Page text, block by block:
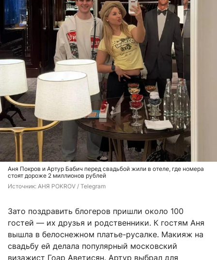
Аня Покров и Артур Бабич перед свадьбой жили в отеле, где номера
стоят дороже 2 миллионов рублей
Источник: АНЯ POKROV / Telegram
Зато поздравить блогеров пришли около 100
гостей — их друзья и родственники. К гостям Аня
вышла в белоснежном платье-русалке. Макияж на
свадьбу ей делала популярный московский
визажист Гоар Аветисян. Артур выбрал для